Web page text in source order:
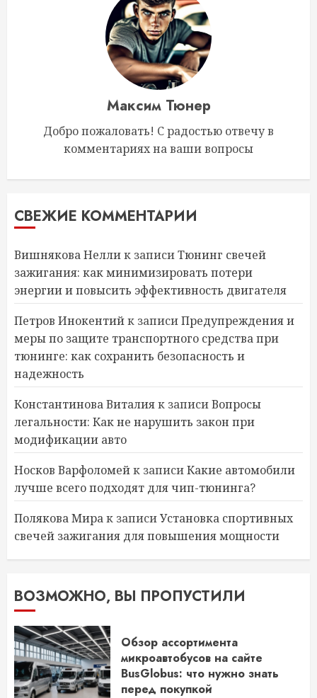
Максим Тюнер
Добро пожаловать! С радостью отвечу в
комментариях на ваши вопросы
СВЕЖИЕ КОММЕНТАРИИ
Вишнякова Неллик записиТюнинг свечей
зажигания: как минимизировать потери
энергии и повысить эффективность двигателя
Петров Инокентийк записиПредупреждения и
меры по защите транспортного средства при
тюнинге: как сохранить безопасность и
надежность
Константинова Виталияк записиВопросы
легальности: Как не нарушить закон при
модификации авто
Носков Варфоломейк записиКакие автомобили
лучше всего подходят для чип-тюнинга?
Полякова Мирак записиУстановка спортивных
свечей зажигания для повышения мощности
ВОЗМОЖНО, ВЫ ПРОПУСТИЛИ
Обзор ассортимента
микроавтобусов на сайте
BusGlobus: что нужно знать
перед покупкой